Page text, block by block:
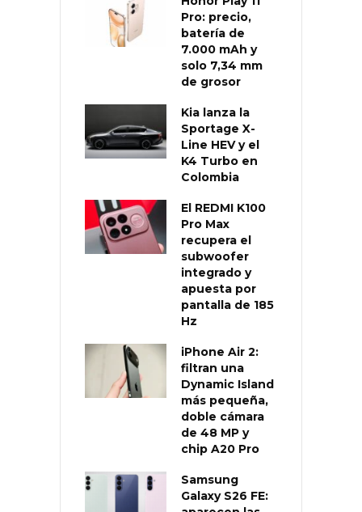
Pro: precio,
batería de
7.000 mAh y
solo 7,34 mm
de grosor
Kia lanza la
Sportage X-
Line HEV y el
K4 Turbo en
Colombia
El REDMI K100
Pro Max
recupera el
subwoofer
integrado y
apuesta por
pantalla de 185
Hz
iPhone Air 2:
filtran una
Dynamic Island
más pequeña,
doble cámara
de 48 MP y
chip A20 Pro
Samsung
Galaxy S26 FE: